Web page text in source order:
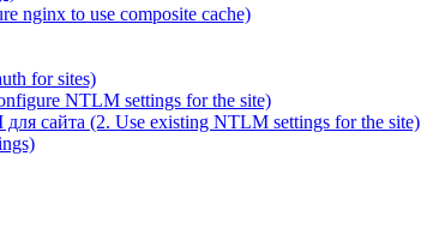
nginx to use composite cache)
for sites)
NTLM settings for the site)
сайта (2. Use existing NTLM settings for the site)